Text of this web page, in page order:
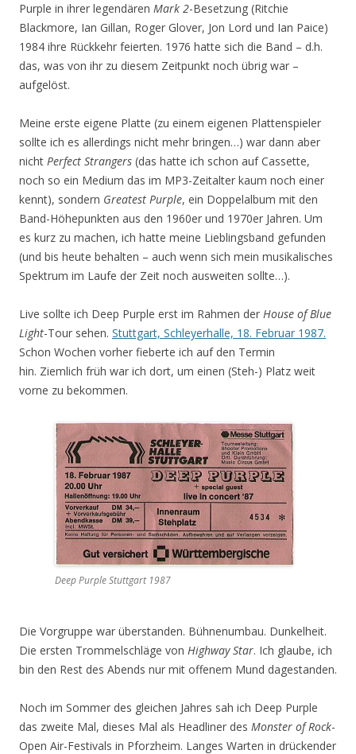
Purple in ihrer legendären Mark 2-Besetzung (Ritchie
Blackmore, Ian Gillan, Roger Glover, Jon Lord und Ian Paice)
1984 ihre Rückkehr feierten. 1976 hatte sich die Band – d.h.
das, was von ihr zu diesem Zeitpunkt noch übrig war –
aufgelöst.
Meine erste eigene Platte (zu einem eigenen Plattenspieler
sollte ich es allerdings nicht mehr bringen…) war dann aber
nicht Perfect Strangers (das hatte ich schon auf Cassette,
noch so ein Medium das im MP3-Zeitalter kaum noch einer
kennt), sondern Greatest Purple, ein Doppelalbum mit den
Band-Höhepunkten aus den 1960er und 1970er Jahren. Um
es kurz zu machen, ich hatte meine Lieblingsband gefunden
(und bis heute behalten – auch wenn sich mein musikalisches
Spektrum im Laufe der Zeit noch ausweiten sollte…).
Live sollte ich Deep Purple erst im Rahmen der House of Blue
Light-Tour sehen. Stuttgart, Schleyerhalle, 18. Februar 1987.
Schon Wochen vorher fieberte ich auf den Termin
hin. Ziemlich früh war ich dort, um einen (Steh-) Platz weit
vorne zu bekommen.
Deep Purple Stuttgart 1987
Die Vorgruppe war überstanden. Bühnenumbau. Dunkelheit.
Die ersten Trommelschläge von Highway Star. Ich glaube, ich
bin den Rest des Abends nur mit offenem Mund dagestanden.
Noch im Sommer des gleichen Jahres sah ich Deep Purple
das zweite Mal, dieses Mal als Headliner des Monster of Rock-
Open Air-Festivals in Pforzheim. Langes Warten in drückender